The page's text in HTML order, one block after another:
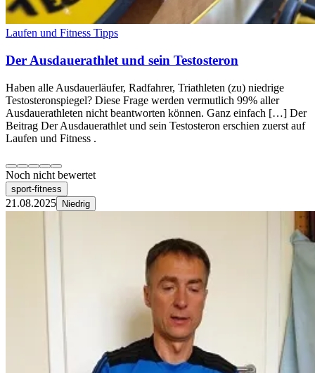
Laufen und Fitness Tipps
Der Ausdauerathlet und sein Testosteron
Haben alle Ausdauerläufer, Radfahrer, Triathleten (zu) niedrige
Testosteronspiegel? Diese Frage werden vermutlich 99% aller
Ausdauerathleten nicht beantworten können. Ganz einfach […] Der
Beitrag Der Ausdauerathlet und sein Testosteron erschien zuerst auf
Laufen und Fitness .
Noch nicht bewertet
sport-fitness
21.08.2025 Niedrig